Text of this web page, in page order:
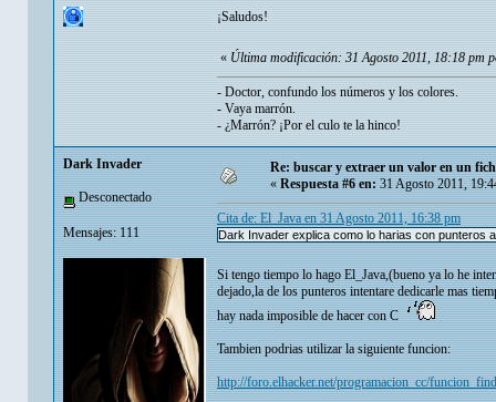
¡Saludos!
« Última modificación: 31 Agosto 2011, 18:18 pm
- Doctor, confundo los números y los colores.
- Vaya marrón.
- ¿Marrón? ¡Por el culo te la hinco!
Dark Invader
Desconectado
Mensajes: 111
Re: buscar y extraer un valor en un
«Respuesta #6 en:31 Agosto 2011,
Cita de: El_Java en 31 Agosto 2011, 16:38 pm
Dark Invader explica como lo harias con punteros
Si tengo tiempo lo hago El_Java,(bueno ya lo he
dejado,la de los punteros intentare dedicarle mas
hay nada imposible de hacer con C
Tambien podrias utilizar la siguiente funcion:
http://foro.elhacker.net/programacion_cc/